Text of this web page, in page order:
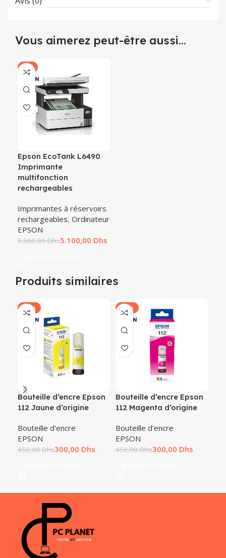
Vous aimerez peut-être aussi…
-7%
Epson EcoTank L6490
Imprimante
multifonction
rechargeables
Imprimantes à réservoirs
rechargeables, Ordinateur
EPSON
5.500,00Dhs5.100,00 Dhs
Produits similaires
-33%
Bouteille d’encre Epson
112 Jaune d’origine
Bouteille d'encre
EPSON
450,00Dhs300,00 Dhs
-33%
Bouteille d’encre Epson
112 Magenta d’origine
Bouteille d'encre
EPSON
450,00Dhs300,00 Dhs